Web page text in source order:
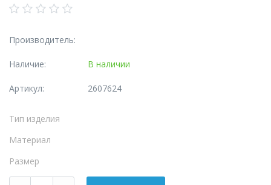
Производитель:
Наличие: В наличии
Артикул: 2607624
Тип изделия
Материал
Размер